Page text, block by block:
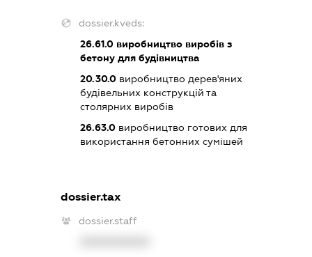
dossier.kveds:
26.61.0 виробництво виробів з
бетону для будівництва
20.30.0 виробництво дерев'яних
будівельних конструкцій та
столярних виробів
26.63.0 виробництво готових для
використання бетонних сумішей
dossier.tax
dossier.staff